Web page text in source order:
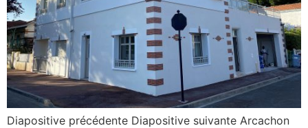
Diapositive précédente Diapositive suivante Arcachon